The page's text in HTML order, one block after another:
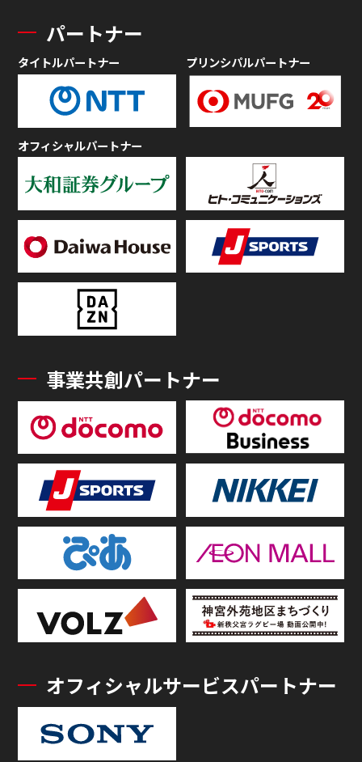
パートナー
タイトルパートナー プリンシパルパートナー
オフィシャルパートナー
事業共創パートナー
オフィシャルサービスパートナー